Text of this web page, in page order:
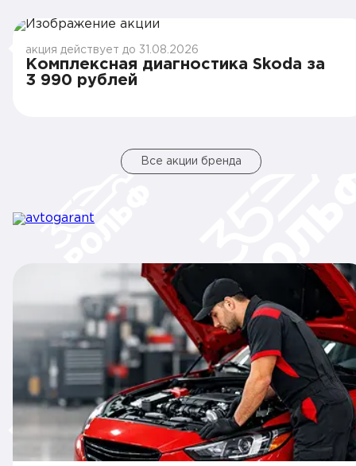
акция действует до 31.08.2026
Комплексная диагностика Skoda за
3 990 рублей
Все акции бренда